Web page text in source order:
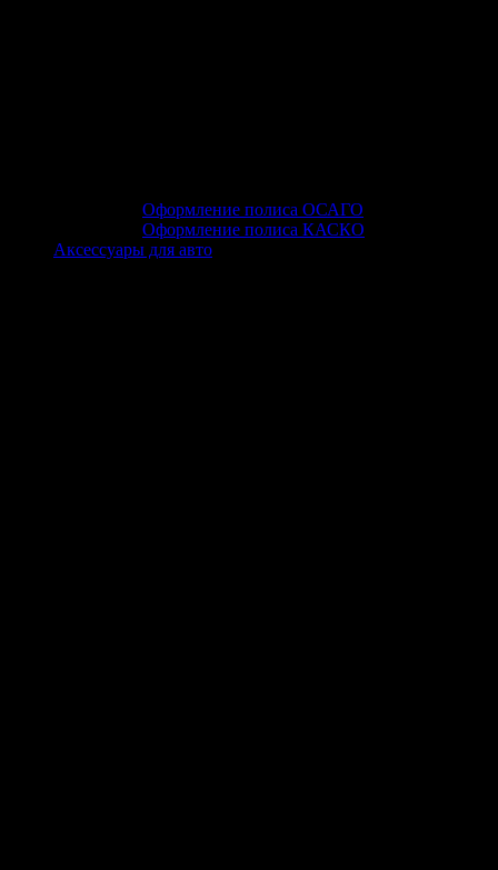
Оформление полиса ОСАГО
Оформление полиса КАСКО
Аксессуары для авто